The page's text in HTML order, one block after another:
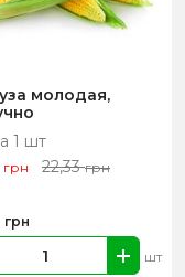
молодая,
1 шт
грн 22,33грн
шт
грн